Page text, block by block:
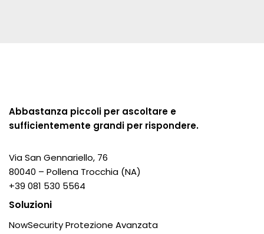
Abbastanza piccoli per ascoltare e
sufficientemente grandi per rispondere.
Via San Gennariello, 76
80040 – Pollena Trocchia (NA)
+39 081 530 5564
Soluzioni
NowSecurity Protezione Avanzata